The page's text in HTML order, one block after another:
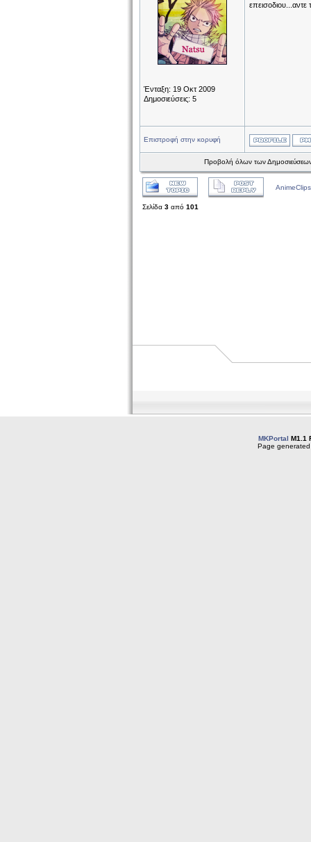
Ένταξη: 19 Οκτ 2009
Δημοσιεύσεις: 5
Επιστροφή στην κορυφή
Προβολή όλων των
Σελίδα 3 από 101
MKPortal M1.1
Page